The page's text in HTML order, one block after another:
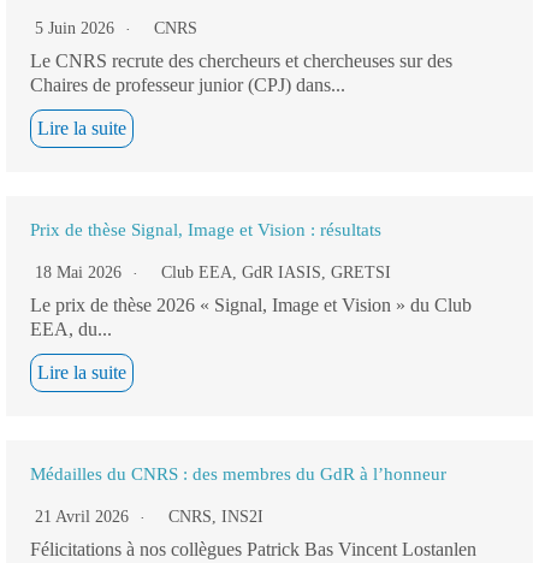
5 Juin 2026 CNRS
Le CNRS recrute des chercheurs et chercheuses sur des
Chaires de professeur junior (CPJ) dans...
Lire la suite
Prix de thèse Signal, Image et Vision : résultats
18 Mai 2026 Club EEA, GdR IASIS, GRETSI
Le prix de thèse 2026 « Signal, Image et Vision » du Club
EEA, du...
Lire la suite
Médailles du CNRS : des membres du GdR à l’honneur
21 Avril 2026 CNRS, INS2I
Félicitations à nos collègues Patrick Bas Vincent Lostanlen